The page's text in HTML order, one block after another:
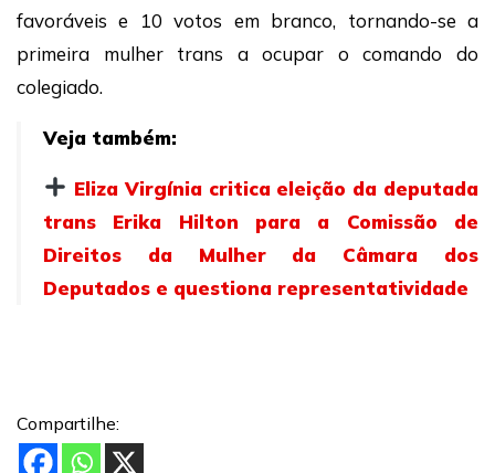
favoráveis e 10 votos em branco, tornando-se a
primeira mulher trans a ocupar o comando do
colegiado.
Veja também:
Eliza Virgínia critica eleição da deputada
trans Erika Hilton para a Comissão de
Direitos da Mulher da Câmara dos
Deputados e questiona representatividade
Compartilhe: